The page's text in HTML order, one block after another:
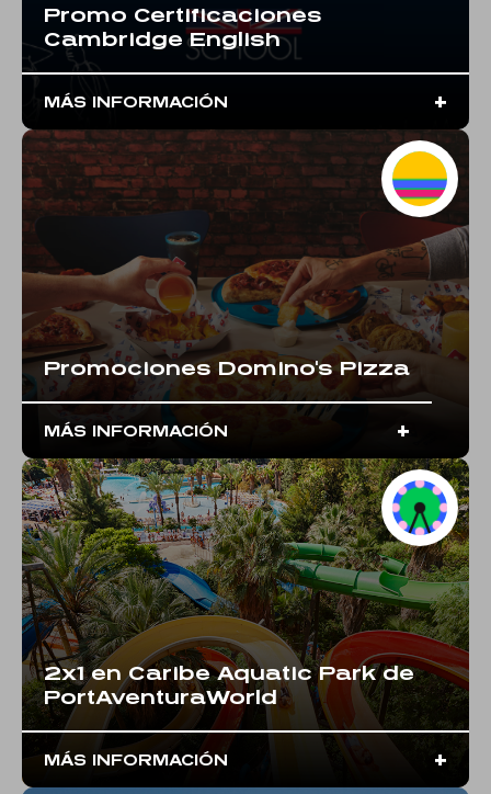
Promo Certificaciones
Cambridge English
MÁS INFORMACIÓN +
Promociones Domino's Pizza
MÁS INFORMACIÓN +
2x1 en Caribe Aquatic Park de
PortAventuraWorld
MÁS INFORMACIÓN +